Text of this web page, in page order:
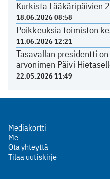
Kurkista Lääkäripäivien
18.06.2026 08:58
Poikkeuksia toimiston
11.06.2026 12:21
Tasavallan presidentti
arvonimen Päivi
22.05.2026 11:49
Mediakortti
Me
Ota yhteyttä
Tilaa uutiskirje